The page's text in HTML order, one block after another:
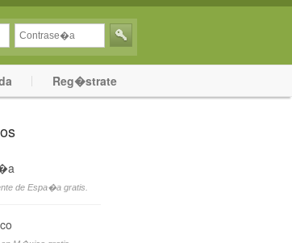
Reg�strate
de Espa�a gratis.